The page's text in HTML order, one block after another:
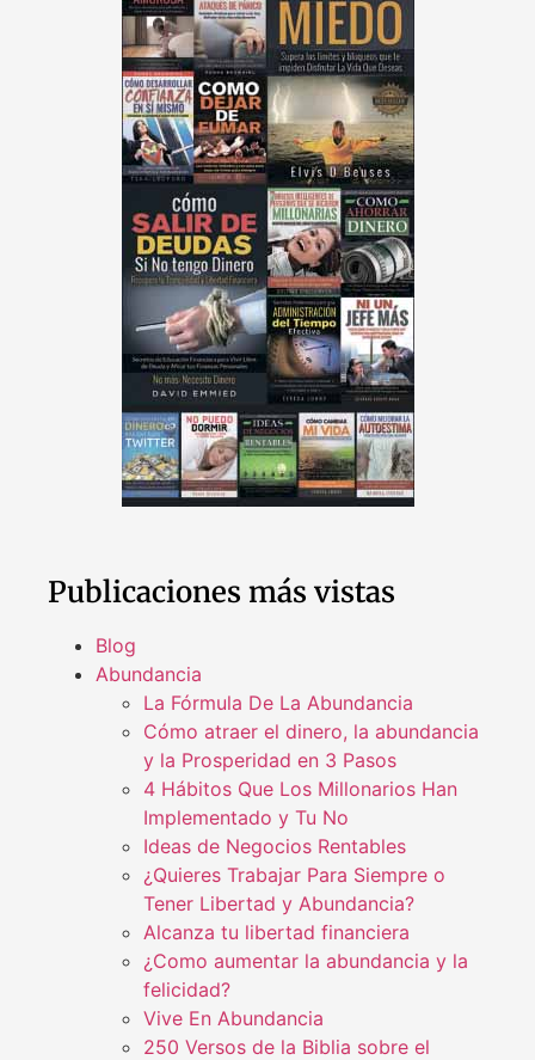
Publicaciones más vistas
Blog
Abundancia
La Fórmula De La Abundancia
Cómo atraer el dinero, la abundancia
y la Prosperidad en 3 Pasos
4 Hábitos Que Los Millonarios Han
Implementado y Tu No
Ideas de Negocios Rentables
¿Quieres Trabajar Para Siempre o
Tener Libertad y Abundancia?
Alcanza tu libertad financiera
¿Como aumentar la abundancia y la
felicidad?
Vive En Abundancia
250 Versos de la Biblia sobre el